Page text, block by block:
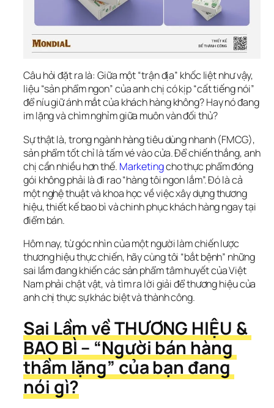
Câu hỏi đặt ra là: Giữa một “trận địa” khốc liệt như vậy,
liệu “sản phẩm ngon” của anh chị có kịp “cất tiếng nói”
để níu giữ ánh mắt của khách hàng không? Hay nó đang
im lặng và chìm nghỉm giữa muôn vàn đối thủ?
Sự thật là, trong ngành hàng tiêu dùng nhanh (FMCG),
sản phẩm tốt chỉ là tấm vé vào cửa. Để chiến thắng, anh
chị cần nhiều hơn thế. Marketing cho thực phẩm đóng
gói không phải là đi rao “hàng tôi ngon lắm”. Đó là cả
một nghệ thuật và khoa học về việc xây dựng thương
hiệu, thiết kế bao bì và chinh phục khách hàng ngay tại
điểm bán.
Hôm nay, từ góc nhìn của một người làm chiến lược
thương hiệu thực chiến, hãy cùng tôi “bắt bệnh” những
sai lầm đang khiến các sản phẩm tâm huyết của Việt
Nam phải chật vật, và tìm ra lời giải để thương hiệu của
anh chị thực sự khác biệt và thành công.
Sai Lầm về THƯƠNG HIỆU &
BAO BÌ – “Người bán hàng
thầm lặng” của bạn đang
nói gì?